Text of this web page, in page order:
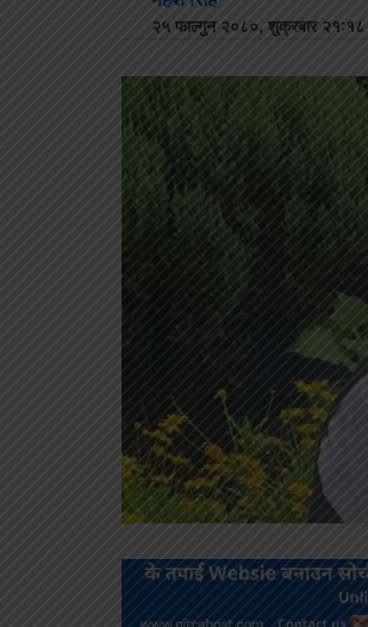
२५ फाल्गुन २०८०, शुक्रबार २१:१८